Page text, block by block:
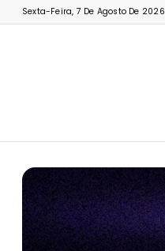
Sexta-Feira, 7 De Agosto De 2026